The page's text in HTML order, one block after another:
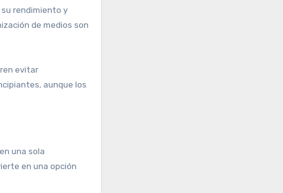
su rendimiento y
de medios son
evitar
aunque los
una sola
en una opción